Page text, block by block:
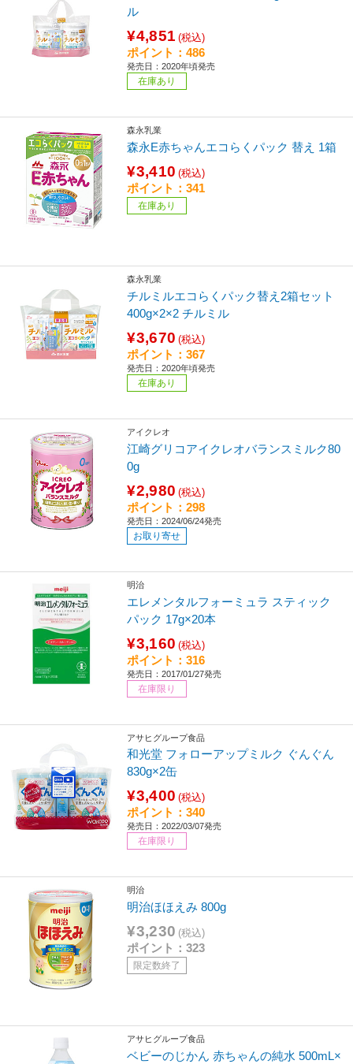
ル
¥4,851 (税込)
ポイント：486
発売日：2020年頃発売
在庫あり
森永乳業
森永E赤ちゃんエコらくパック 替え 1箱
¥3,410 (税込)
ポイント：341
在庫あり
森永乳業
チルミルエコらくパック替え2箱セット
400g×2×2 チルミル
¥3,670 (税込)
ポイント：367
発売日：2020年頃発売
在庫あり
アイクレオ
江崎グリコアイクレオバランスミルク80
0g
¥2,980 (税込)
ポイント：298
発売日：2024/06/24発売
お取り寄せ
明治
エレメンタルフォーミュラ スティック
パック 17g×20本
¥3,160 (税込)
ポイント：316
発売日：2017/01/27発売
在庫限り
アサヒグループ食品
和光堂 フォローアップミルク ぐんぐん
830g×2缶
¥3,400 (税込)
ポイント：340
発売日：2022/03/07発売
在庫限り
明治
明治ほほえみ 800g
¥3,230 (税込)
ポイント：323
限定数終了
アサヒグループ食品
ベビーのじかん 赤ちゃんの純水 500mL×